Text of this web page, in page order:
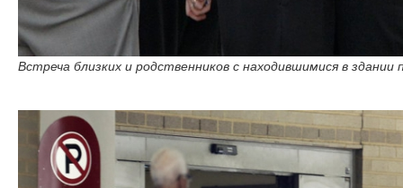
Встреча близких и родственников с находившимися в здании